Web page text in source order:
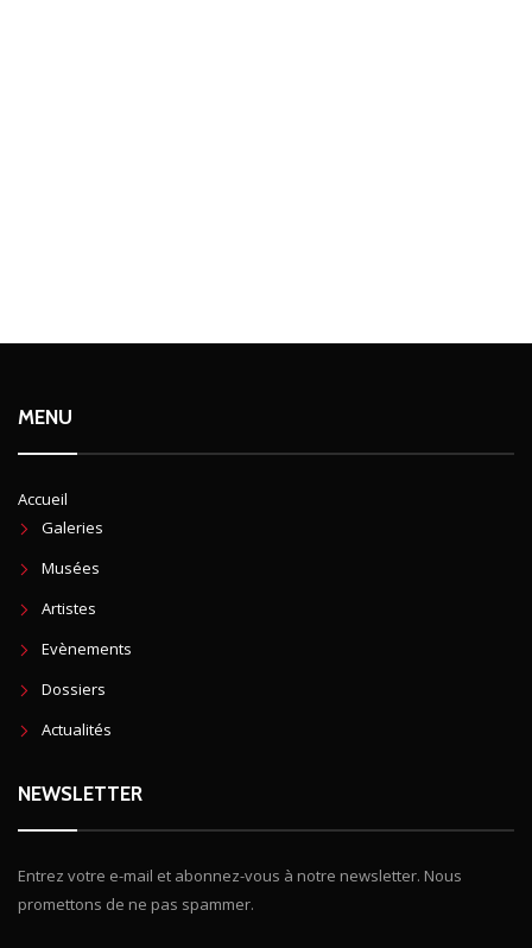
MENU
Accueil
Galeries
Musées
Artistes
Evènements
Dossiers
Actualités
NEWSLETTER
Entrez votre e-mail et abonnez-vous à notre newsletter. Nous
promettons de ne pas spammer.